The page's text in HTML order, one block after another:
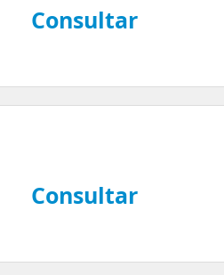
Consultar
Consultar